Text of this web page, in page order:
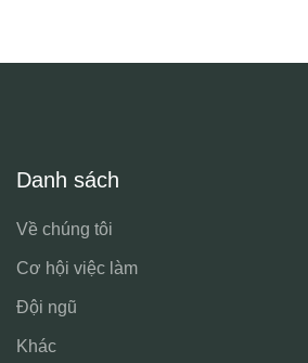
Danh sách
Về chúng tôi
Cơ hội việc làm
Đội ngũ
Khác